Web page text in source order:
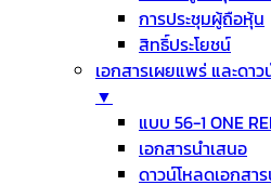
การประชุมผู้ถือหุ้น
สิทธิ์ประโยชน์
เอกสารเผยแพร่ และดา
▼
แบบ 56-1 ONE
เอกสารนำเสนอ
ดาวน์โหลดเอกส